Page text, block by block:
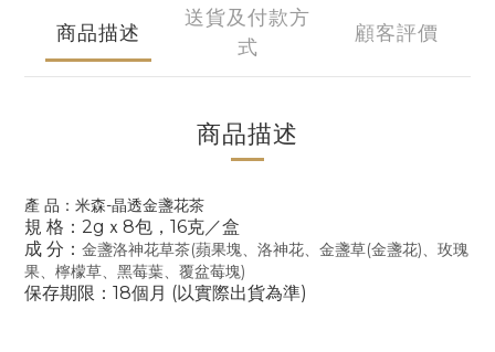
商品描述
送貨及付款方
式
顧客評價
商品描述
產 品： 米森-晶透金盞花茶
規 格：2gｘ8包，16克／盒
成 分： 金盞洛神花草茶(蘋果塊、洛神花、金盞草(金盞花)、玫瑰
果、檸檬草、黑莓葉、覆盆莓塊)
保存期限：18個月 (以實際出貨為準)